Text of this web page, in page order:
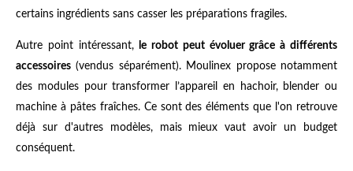
certains ingrédients sans casser les préparations fragiles.
Autre point intéressant,
le robot peut évoluer grâce à différents
accessoires (vendus séparément). Moulinex propose notamment
des modules pour transformer l’appareil en hachoir, blender ou
machine à pâtes fraîches. Ce sont des éléments que l'on retrouve
déjà sur d'autres modèles, mais mieux vaut avoir un budget
conséquent.